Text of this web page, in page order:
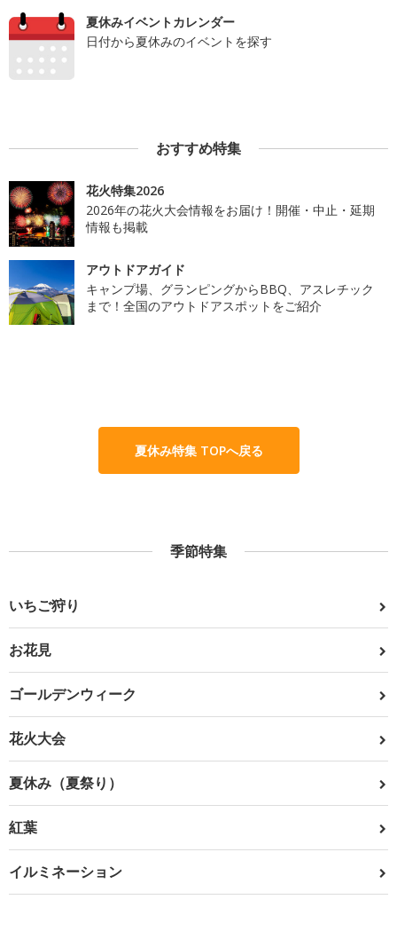
夏休みイベントカレンダー
日付から夏休みのイベントを探す
おすすめ特集
花火特集2026
2026年の花火大会情報をお届け！開催・中止・延期
情報も掲載
アウトドアガイド
キャンプ場、グランピングからBBQ、アスレチック
まで！全国のアウトドアスポットをご紹介
夏休み特集 TOPへ戻る
季節特集
いちご狩り
お花見
ゴールデンウィーク
花火大会
夏休み（夏祭り）
紅葉
イルミネーション